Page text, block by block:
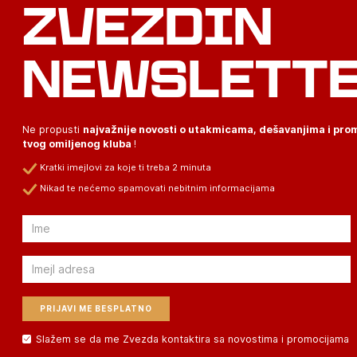
ZVEZDIN
Ne propusti najvažnije novosti o utakmicama, dešavanjima i
tvog omiljenog kluba !
Kratki imejlovi za koje ti treba 2 minuta
Nikad te nećemo spamovati nebitnim informacijama
Email
Email
Slažem se da me Zvezda kontaktira sa novostima i promocijama